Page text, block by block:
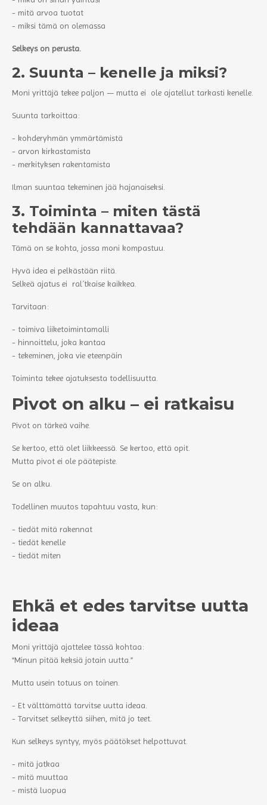
- mitä arvoa tuotat
- miksi tämä on olemassa
Selkeys on perusta.
2. Suunta – kenelle ja miksi?
Moni yrittäjä tekee paljon — mutta ei ole ajatellut tarkasti kenelle.
Suunta tarkoittaa:
- kohderyhmän ymmärtämistä
- arvon kirkastamista
- merkityksen rakentamista
Ilman suuntaa tekeminen jää hajanaiseksi.
3. Toiminta – miten tästä
tehdään kannattavaa?
Tämä on se kohta, jossa moni kompastuu.
Hyvä idea ei pelkästään riitä.
Selkeä ajatus ei ral´tkaise kaikkea.
Tarvitaan:
- toimiva liiketoimintamalli
- hinnoittelu, joka kantaa
- tekeminen, joka vie eteenpäin
Toiminta tekee ajatuksesta todellisuutta.
Pivot on alku – ei ratkaisu
Pivot on tärkeä vaihe.
Se kertoo, että olet liikkeessä. Se kertoo, että opit.
Mutta pivot ei ole päätepiste.
Se on alku.
Todellinen muutos tapahtuu vasta, kun:
- tiedät mitä rakennat
- tiedät kenelle
- tiedät miten
Ehkä et edes tarvitse uutta
ideaa
Moni yrittäjä ajattelee tässä kohtaa:
“Minun pitää keksiä jotain uutta.”
Mutta usein totuus on toinen.
- Et välttämättä tarvitse uutta ideaa.
- Tarvitset selkeyttä siihen, mitä jo teet.
Kun selkeys syntyy, myös päätökset helpottuvat.
- mitä jatkaa
- mitä muuttaa
- mistä luopua